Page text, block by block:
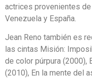
actrices provenientes
Venezuela y España.
Jean Reno también es
las cintas Misión:
de color púrpura (2000),
(2010), En la mente del